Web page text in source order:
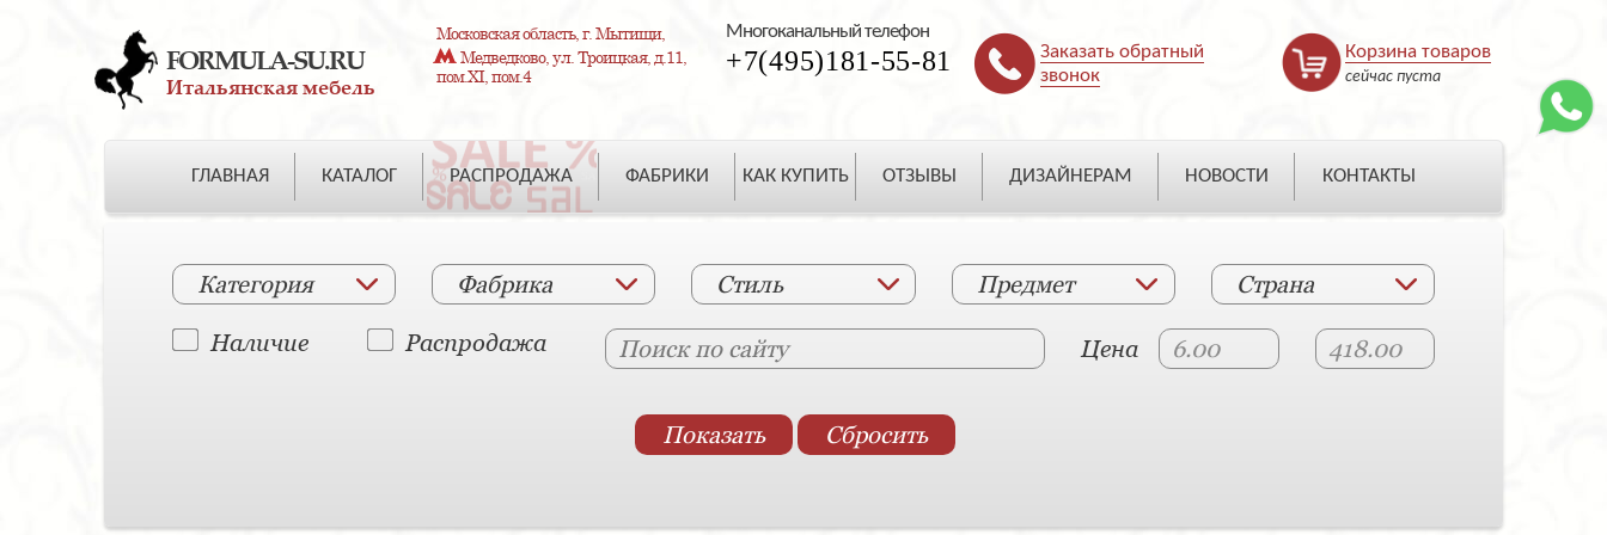
FORMULA-SU.RU
Итальянская мебель
Московская область, г. Мытищи,
Медведково, ул. Троицкая, д.11,
пом.XI, пом.4
Многоканальный телефон
+7(495)181-55-81
Заказать обратный
звонок
Корзина товаров
сейчас пуста
ГЛАВНАЯ КАТАЛОГ РАСПРОДАЖА ФАБРИКИ КАК КУПИТЬ ОТЗЫВЫ ДИЗАЙНЕРАМ НОВОСТИ КОНТАКТЫ
Категория Фабрика Стиль Предмет Страна
Наличие Распродажа Цена